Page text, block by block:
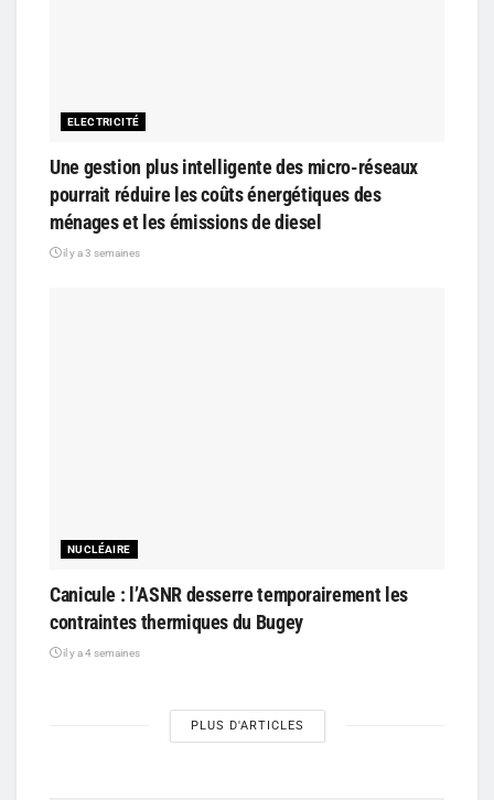
ELECTRICITÉ
Une gestion plus intelligente des micro-réseaux
pourrait réduire les coûts énergétiques des
ménages et les émissions de diesel
il y a 3 semaines
NUCLÉAIRE
Canicule : l’ASNR desserre temporairement les
contraintes thermiques du Bugey
il y a 4 semaines
PLUS D'ARTICLES